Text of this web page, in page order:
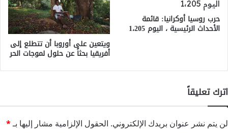
حرب روسيا أوكرانيا: قائمة
الأحداث الرئيسية ، اليوم 1،205
ويتعين على أوروبا أن تتطلع إلى
أفريقيا بحثاً عن حلول لموجات الحر
اترك تعليقاً
لن يتم نشر عنوان بريدك الإلكتروني. الحقول الإلزامية مشار إليها بـ*